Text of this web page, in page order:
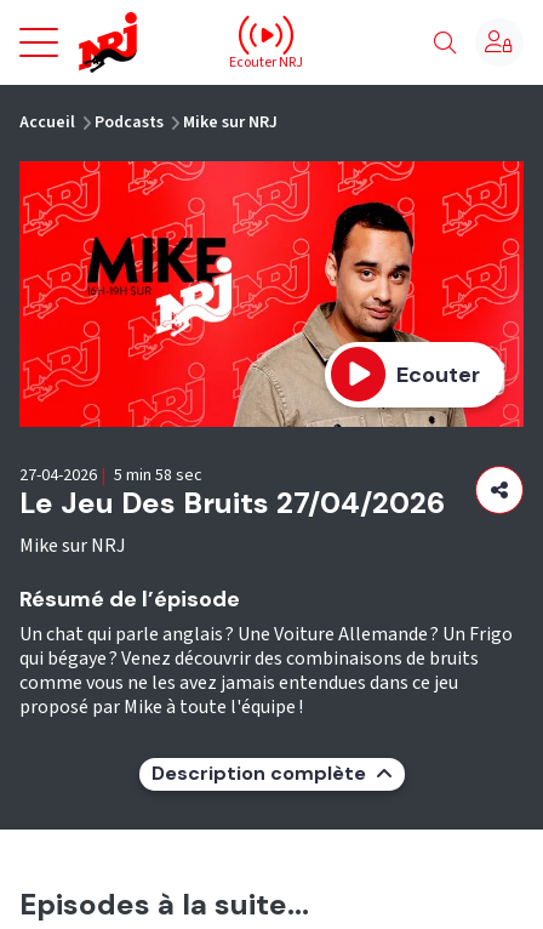
NRJ - Accueil
Ecouter NRJ
Accueil Podcasts Mike sur NRJ
Ecouter
Le Jeu Des Bruits 27/04/2026
Mike sur NRJ
27-04-2026 | 5 min 58 sec
Résumé de l’épisode
Un chat qui parle anglais ? Une Voiture Allemande ? Un Frigo
qui bégaye ? Venez découvrir des combinaisons de bruits
comme vous ne les avez jamais entendues dans ce jeu
proposé par Mike à toute l'équipe !
Description complète
Episodes à la suite...